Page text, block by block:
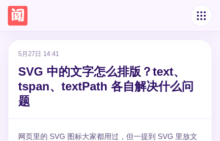
5月27日 14:41
SVG 中的文字怎么排版？text、
tspan、textPath 各自解决什么问
题
网页里的 SVG 图标大家都用过，但一提到 SVG 里放文